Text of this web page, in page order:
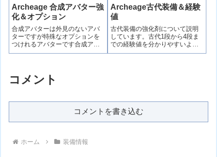
Archeage 合成アバター強
化＆オプション
合成アバターは外見のないアバ
ターですが特殊なオプションを
つけれるアバターです合成アバ
ターは太初まで強化でき、とて
ョンがいっぱいあるため欲しい
オプションがなかなか引けない
けると見た目を変えれます
Archeage古代装備＆経験
値
古代装備の強化剤について説明
しています。古代1段から4段ま
での経験値を分かりやすいよう
に表にしていますのでこれから
コメント
コメントを書き込む
ホーム 装備情報